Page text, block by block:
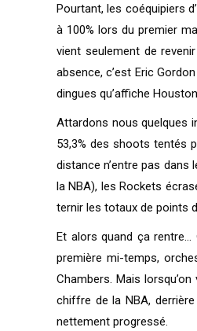
Pourtant, les coéquipiers
à 100% lors du premier
vient seulement de
absence, c’est Eric
dingues qu’affiche
Attardons nous quelques
53,3% des shoots tentés
distance n’entre pas
la NBA), les Rockets
ternir les totaux de points
Et alors quand ça rentre…
première mi-temps,
Chambers. Mais
chiffre de la NBA,
nettement progressé.